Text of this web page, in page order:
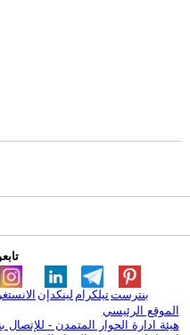
لينكدإن تيلكرامبنترست
الموقع الرئيسي
هيئة ادارة الحوار المتمدن - للإتصال